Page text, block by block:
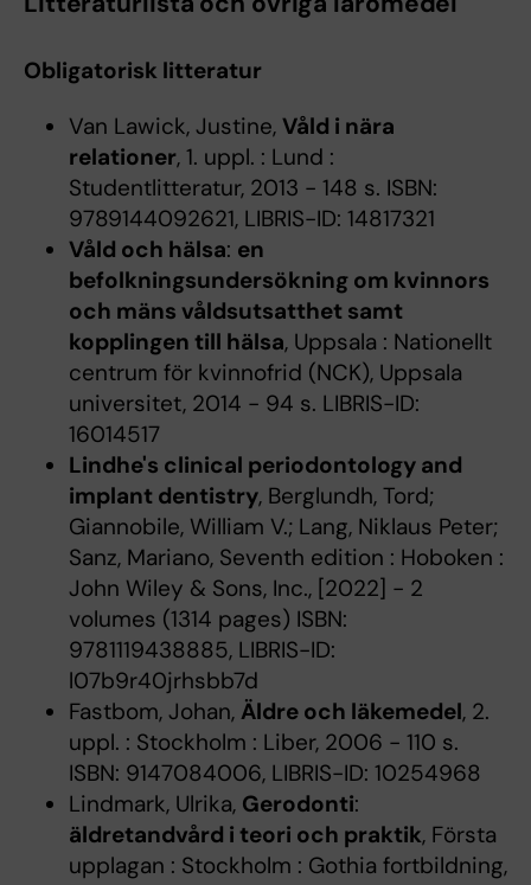
Obligatorisk litteratur
Van Lawick, Justine, Våld i nära
relationer, 1. uppl. : Lund :
Studentlitteratur, 2013 - 148 s. ISBN:
9789144092621, LIBRIS-ID: 14817321
Våld och hälsa: en
befolkningsundersökning om kvinnors
och mäns våldsutsatthet samt
kopplingen till hälsa, Uppsala : Nationellt
centrum för kvinnofrid (NCK), Uppsala
universitet, 2014 - 94 s. LIBRIS-ID:
16014517
Lindhe's clinical periodontology and
implant dentistry, Berglundh, Tord;
Giannobile, William V.; Lang, Niklaus Peter;
Sanz, Mariano, Seventh edition : Hoboken :
John Wiley & Sons, Inc., [2022] - 2
volumes (1314 pages) ISBN:
9781119438885, LIBRIS-ID:
l07b9r40jrhsbb7d
Fastbom, Johan, Äldre och läkemedel, 2.
uppl. : Stockholm : Liber, 2006 - 110 s.
ISBN: 9147084006, LIBRIS-ID: 10254968
Lindmark, Ulrika, Gerodonti:
äldretandvård i teori och praktik, Första
upplagan : Stockholm : Gothia fortbildning,